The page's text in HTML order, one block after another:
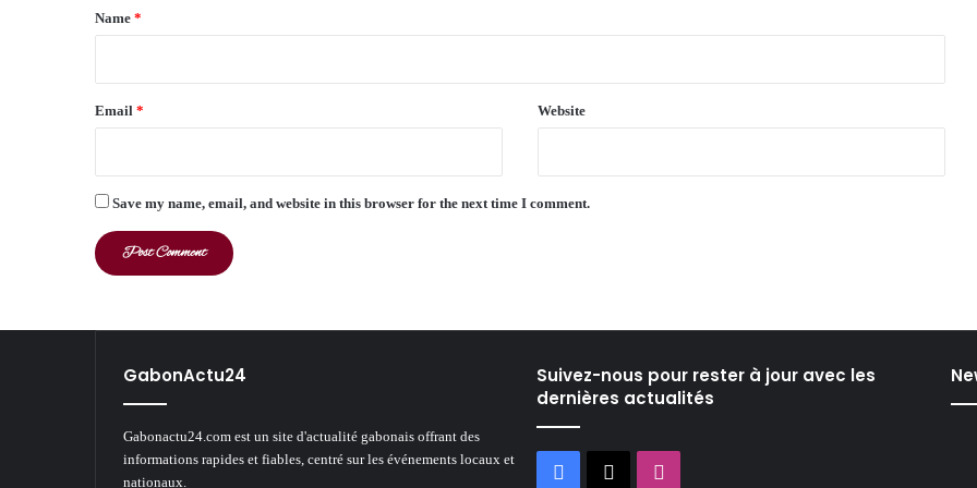
*
Name *
Email * Website
Save my name, email, and website in this browser for the next time I comment.
GabonActu24
Gabonactu24.com est un site d'actualité gabonais offrant des
informations rapides et fiables, centré sur les événements locaux et
nationaux.
Suivez-nous pour rester à jour avec les
dernières actualités
Facebook
X